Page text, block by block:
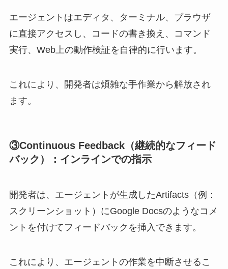
エージェントはエディタ、ターミナル、ブラウザ
に直接アクセスし、コードの書き換え、コマンド
実行、Web上の動作検証を自律的に行います。
これにより、開発者は煩雑な手作業から解放され
ます。
③Continuous Feedback（継続的なフィード
バック）：インラインでの指示
開発者は、エージェントが生成したArtifacts（例：
スクリーンショット）にGoogle Docsのようなコメ
ントを付けてフィードバックを挿入できます。
これにより、エージェントの作業を中断させるこ